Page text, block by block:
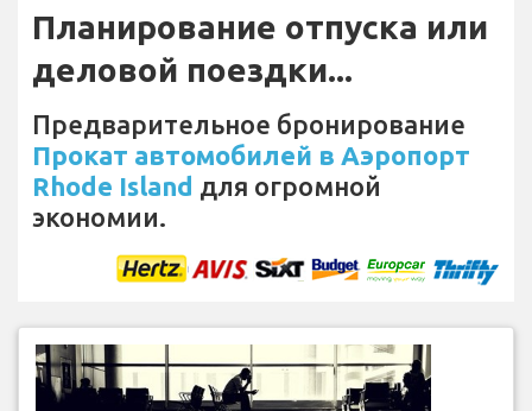
Планирование отпуска или
деловой поездки...
Предварительное бронирование
Прокат автомобилей в Аэропорт
Rhode Island для огромной
экономии.